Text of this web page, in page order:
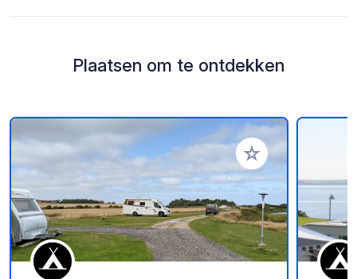
Plaatsen om te ontdekken
Voeg toe aan je